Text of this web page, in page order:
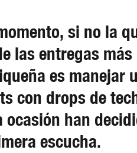
si no la
las entregas más
es manejar
con drops de
ocasión han
escucha.